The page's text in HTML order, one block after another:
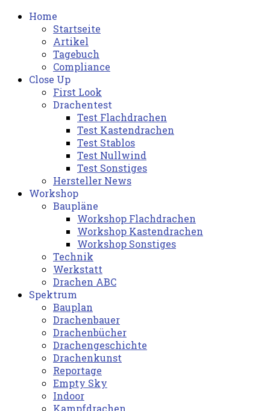
Home
Startseite
Artikel
Tagebuch
Compliance
Close Up
First Look
Drachentest
Test Flachdrachen
Test Kastendrachen
Test Stablos
Test Nullwind
Test Sonstiges
Hersteller News
Workshop
Baupläne
Workshop Flachdrachen
Workshop Kastendrachen
Workshop Sonstiges
Technik
Werkstatt
Drachen ABC
Spektrum
Bauplan
Drachenbauer
Drachenbücher
Drachengeschichte
Drachenkunst
Reportage
Empty Sky
Indoor
Kampfdrachen